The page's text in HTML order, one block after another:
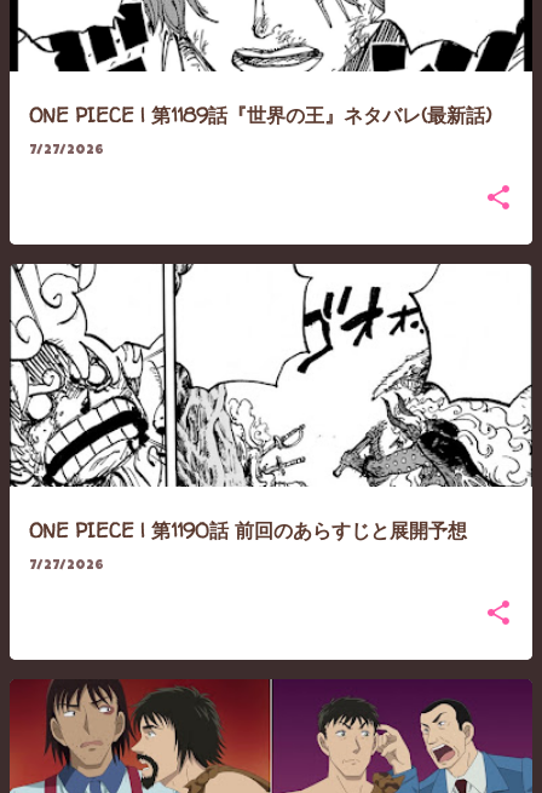
ONE PIECE | 第1189話『世界の王』ネタバレ(最新話)
7/27/2026
ONE PIECE | 第1190話 前回のあらすじと展開予想
7/27/2026